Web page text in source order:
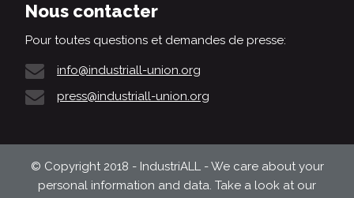
Nous contacter
Pour toutes questions et demandes de presse:
info@industriall-union.org
press@industriall-union.org
© Copyright 2018 - IndustriALL - We care about your
personal information and data. Take a look at our